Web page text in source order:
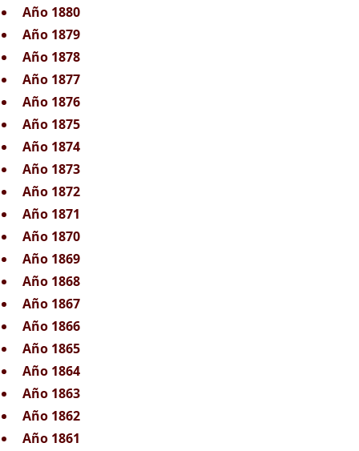
Año 1880
Año 1879
Año 1878
Año 1877
Año 1876
Año 1875
Año 1874
Año 1873
Año 1872
Año 1871
Año 1870
Año 1869
Año 1868
Año 1867
Año 1866
Año 1865
Año 1864
Año 1863
Año 1862
Año 1861